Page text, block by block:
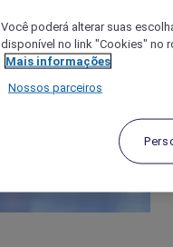
Você poderá alterar suas
disponível no link "Cookies" no
Mais informações
Nossos parceiros